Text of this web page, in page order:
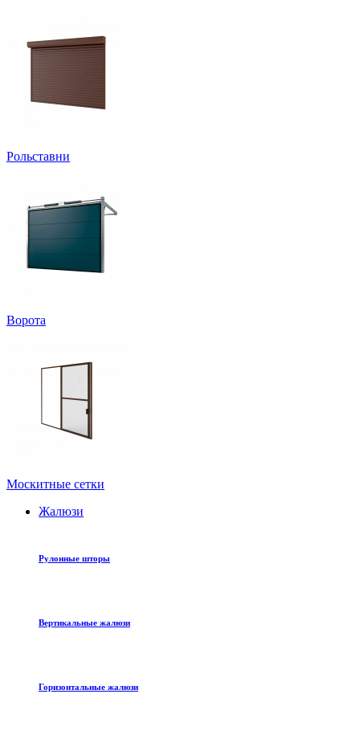
Рольставни
Ворота
Москитные сетки
Жалюзи
Рулонные шторы
Вертикальные жалюзи
Горизонтальные жалюзи